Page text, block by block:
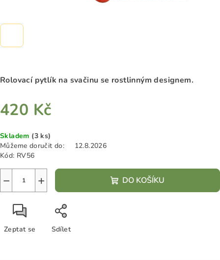
Rolovací pytlík na svačinu se rostlinným designem.
420 Kč
cena:
Skladem (3 ks)
Můžeme doručit do:
12.8.2026
Kód: RV56
+
− DO KOŠÍKU
Zeptat se Sdílet